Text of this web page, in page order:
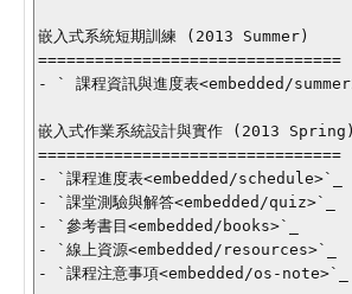
嵌入式系統短期訓練 (2013 Summer)
================================
- ` 課程資訊與進度表<embedded/
嵌入式作業系統設計與實作 (2013 Spring)
================================
- `課程進度表<embedded/schedule>`_
- `課堂測驗與解答<embedded/quiz>`_
- `參考書目<embedded/books>`_
- `線上資源<embedded/resources>`_
- `課程注意事項<embedded/os-note>`_